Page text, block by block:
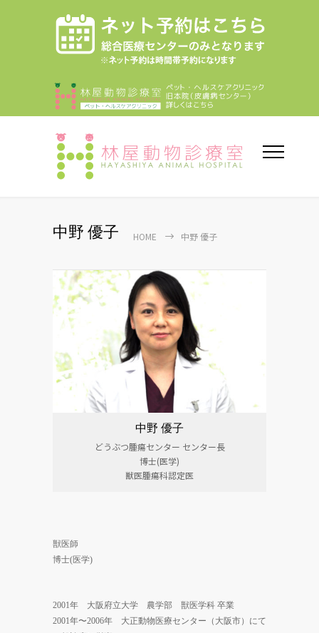
中野 優子 HOME 中野 優子
中野 優子
どうぶつ腫瘍センター センター長
博士(医学)
獣医腫瘍科認定医
獣医師
博士(医学)
2001年 大阪府立大学 農学部 獣医学科 卒業
2001年〜2006年 大正動物医療センター（大阪市）にて